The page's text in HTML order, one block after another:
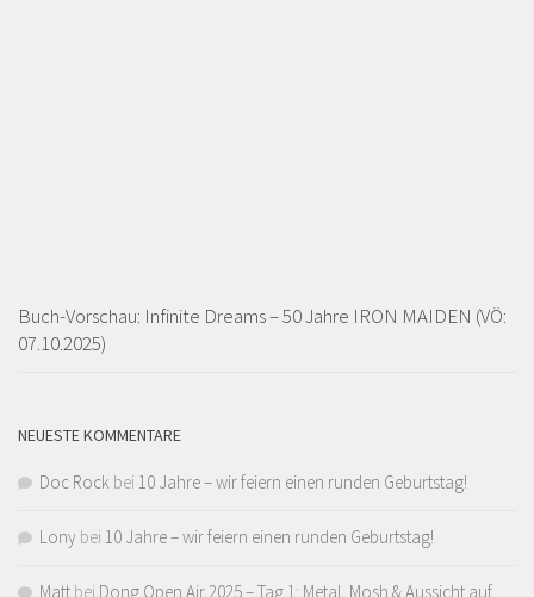
Buch-Vorschau: Infinite Dreams – 50 Jahre IRON MAIDEN (VÖ:
07.10.2025)
NEUESTE KOMMENTARE
Doc Rock bei 10 Jahre – wir feiern einen runden Geburtstag!
Lony bei 10 Jahre – wir feiern einen runden Geburtstag!
Matt bei Dong Open Air 2025 – Tag 1: Metal, Mosh & Aussicht auf